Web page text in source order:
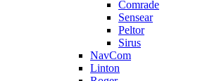
Comrade
Sensear
Peltor
Sirus
NavCom
Linton